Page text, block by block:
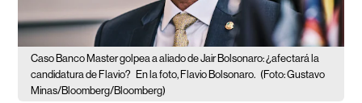
Caso Banco Master golpea a aliado de Jair Bolsonaro: ¿afectará la
candidatura de Flavio? En la foto, Flavio Bolsonaro. (Foto: Gustavo
Minas/Bloomberg/Bloomberg)